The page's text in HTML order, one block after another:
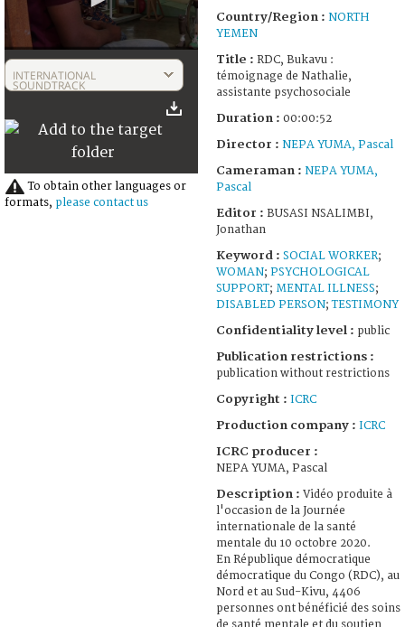
0
seconds
of
INTERNATIONAL
SOUNDTRACK
To obtain other languages or
formats, please contact us
Country/Region : NORTH
YEMEN
Title : RDC, Bukavu :
témoignage de Nathalie,
assistante psychosociale
Duration : 00:00:52
Director : NEPA YUMA, Pascal
Cameraman : NEPA YUMA,
Pascal
Editor : BUSASI NSALIMBI,
Jonathan
Keyword : SOCIAL WORKER;
WOMAN; PSYCHOLOGICAL
SUPPORT; MENTAL ILLNESS;
DISABLED PERSON;TESTIMONY
Confidentiality level : public
Publication restrictions :
publication without restrictions
Copyright : ICRC
Production company : ICRC
ICRC producer :
NEPA YUMA, Pascal
Description : Vidéo produite à
l'occasion de la Journée
internationale de la santé
mentale du 10 octobre 2020.
En République démocratique
démocratique du Congo (RDC), au
Nord et au Sud-Kivu, 4406
personnes ont bénéficié des soins